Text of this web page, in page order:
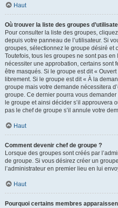
Haut
Où trouver la liste des groupes
Pour consulter la liste des groupes,
depuis votre panneau de l’utilisateur. Si
groupes, sélectionnez le groupe désiré et
Toutefois, tous les groupes ne sont pas
nécessiter une approbation, certains sont
être masqués. Si le groupe est dit «
librement. Si le groupe est dit « À la
groupe mais votre demande nécessitera
groupe. Ce dernier pourra vous
le groupe et ainsi décider s’il approuvera
pas le chef de groupe s’il annule votre
Haut
Comment devenir chef de groupe ?
Lorsque des groupes sont créés par
de groupe. Si vous désirez créer un
l’administrateur en premier lieu en lui
Haut
Pourquoi certains membres